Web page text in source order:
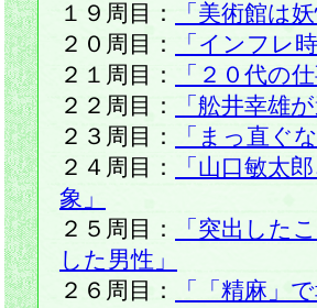
１９周目：
「美術館は
２０周目：
「インフレ
２１周目：
「２０代の
２２周目：
「舩井幸雄
２３周目：
「まっ直ぐ
２４周目：
「山口敏太
象」
２５周目：
「突出した
した男性」
２６周目：
「「精麻」